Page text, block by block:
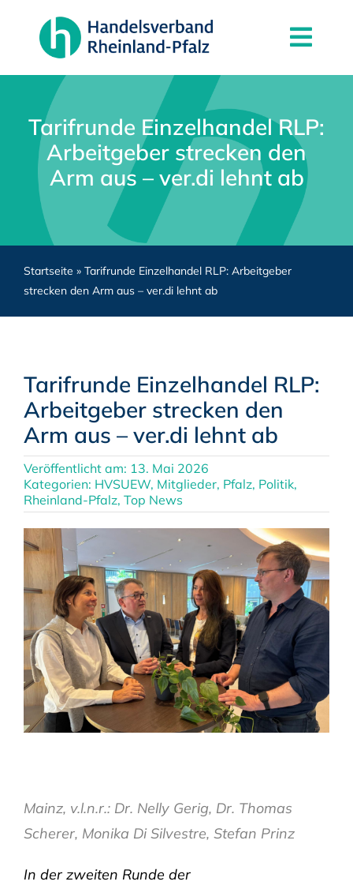
springen
News
Der Verband
Mitgliedschaft
Partner
Kontakt
Tarifrunde Einzelhandel RLP:
Arbeitgeber strecken den
Arm aus – ver.di lehnt ab
Startseite » Tarifrunde Einzelhandel RLP: Arbeitgeber
strecken den Arm aus – ver.di lehnt ab
Tarifrunde Einzelhandel RLP:
Arbeitgeber strecken den
Arm aus – ver.di lehnt ab
Veröffentlicht am: 13. Mai 2026
Kategorien: HVSUEW, Mitglieder, Pfalz, Politik,
Rheinland-Pfalz, Top News
Mainz, v.l.n.r.: Dr. Nelly Gerig, Dr. Thomas
Scherer, Monika Di Silvestre, Stefan Prinz
In der zweiten Runde der